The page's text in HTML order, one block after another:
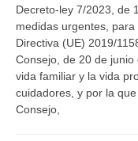
Decreto-ley 7/2023, de
medidas urgentes,
Directiva (UE) 2019/
Consejo, de 20 de
vida familiar y la vida
cuidadores, y por la
Consejo,